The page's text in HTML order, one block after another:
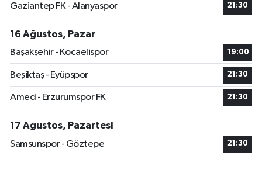
Gaziantep FK - Alanyaspor 21:30
16 Ağustos, Pazar
Başakşehir - Kocaelispor
19:00
Beşiktaş - Eyüpspor 21:30
Amed - Erzurumspor FK 21:30
17 Ağustos, Pazartesi
Samsunspor - Göztepe
21:30